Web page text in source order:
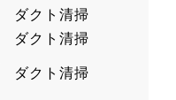
ダクト清掃
ダクト清掃
ダクト清掃